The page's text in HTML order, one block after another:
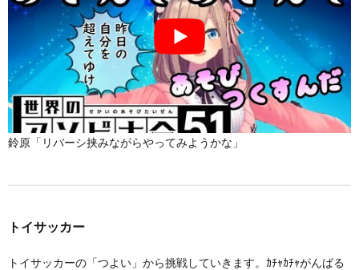
鈴原「リバーシ挟みながらやってみようかな」
トイサッカー
トイサッカーの「つよい」から挑戦していきます。ｶﾁｬｶﾁｬがんばる